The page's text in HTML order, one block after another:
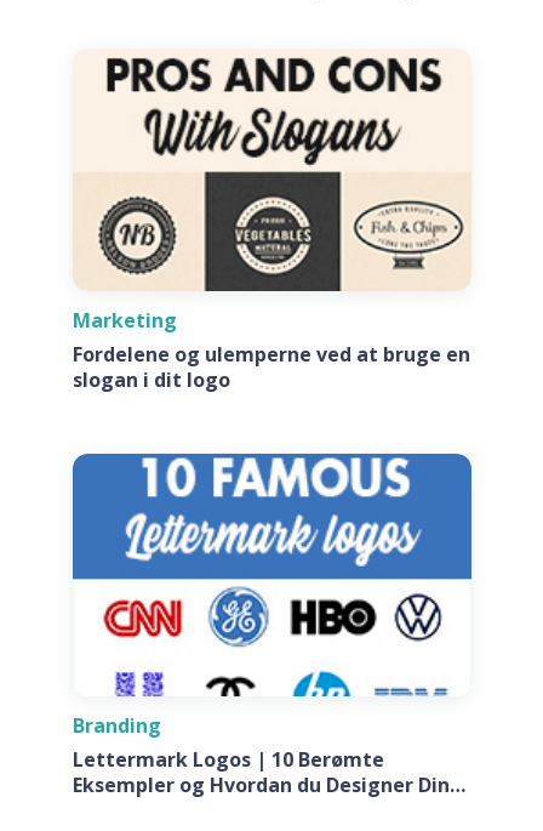
Marketing
Fordelene og ulemperne ved at bruge en
slogan i dit logo
Branding
Lettermark Logos | 10 Berømte
Eksempler og Hvordan du Designer Din